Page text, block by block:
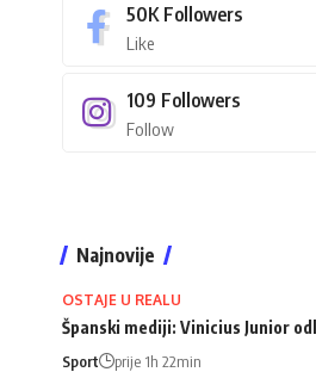
50K Followers
Like
109 Followers
Follow
Najnovije
OSTAJE U REALU
Španski mediji: Vinicius Junior
Sport prije 1h 22min